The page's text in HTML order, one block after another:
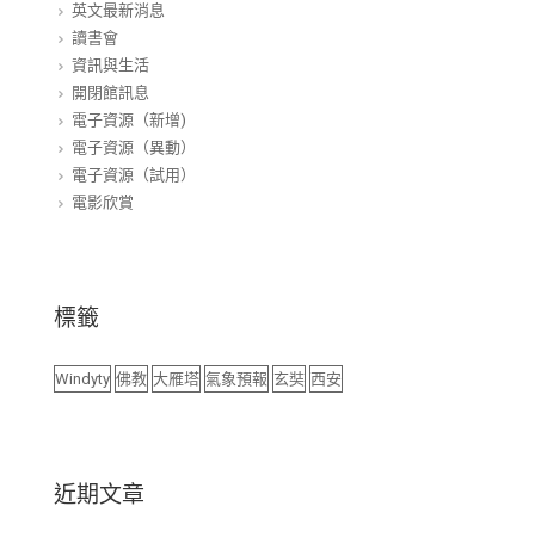
英文最新消息
讀書會
資訊與生活
開閉館訊息
電子資源（新增)
電子資源（異動）
電子資源（試用）
電影欣賞
標籤
Windyty 佛教 大雁塔 氣象預報 玄奘 西安
近期文章